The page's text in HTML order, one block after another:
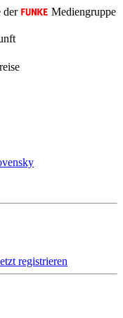
der
Mediengruppe
registrieren